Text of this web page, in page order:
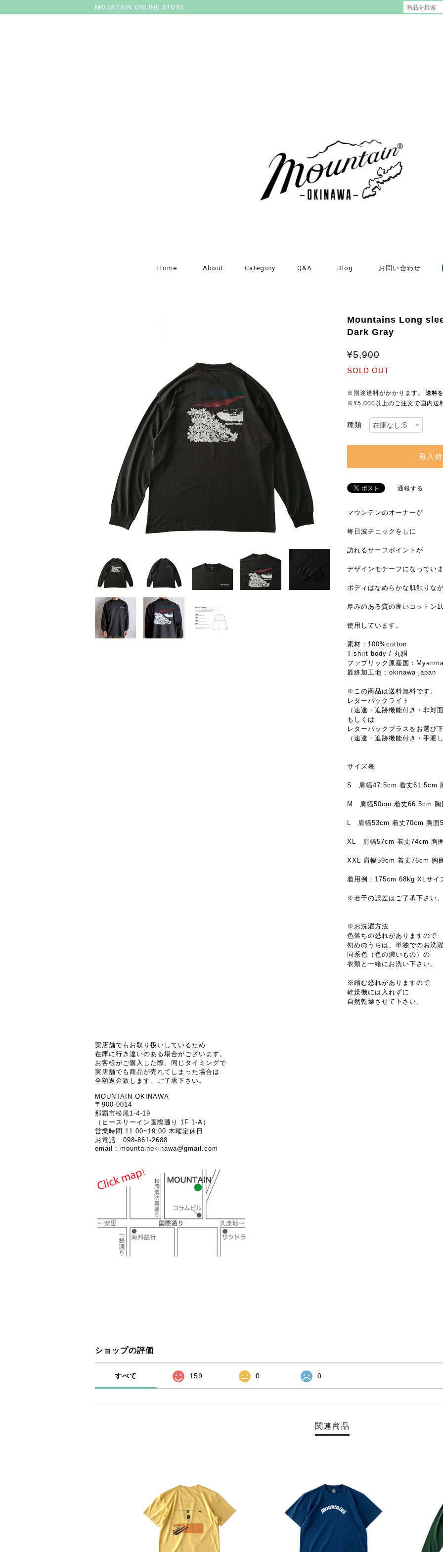
MOUNTAIN ONLINE STORE
Home About Category Q&A Blog お問い合わせ
Mountains Long
Dark Gray
¥5,900
SOLD OUT
※別途送料がかかります。 送料
※¥5,000以上のご注文で国内送
種類
再入
通報する
マウンテンのオーナーが
毎日波チェックをしに
訪れるサーフポイントが
デザインモチーフになっていま
ボディはなめらかな肌触りな
厚みのある質の良いコットン
使用しています。
素材：100%cotton
T-shirt body / 丸胴
ファブリック原産国：
最終加工地 : okinawa japan
※この商品は送料無料です。
レターパックライト
（速達・追跡機能付き・非対
もしくは
レターパックプラスをお選び下
（速達・追跡機能付き・手渡
サイズ表
S 肩幅47.5cm 着丈61.5cm
M 肩幅50cm 着丈66.5cm 胸
L 肩幅53cm 着丈70cm 胸囲
XL 肩幅57cm 着丈74cm 胸
XXL 肩幅59cm 着丈76cm 胸
着用例：175cm 68kg XLサイ
※若干の誤差はご了承下さい。
※お洗濯方法
色落ちの恐れがありますので
初めのうちは、単独でのお洗濯
同系色（色の濃いもの）の
衣類と一緒にお洗い下さい。
※縮む恐れがありますので
乾燥機には入れずに
自然乾燥させて下さい。
実店舗でもお取り扱いしているため
在庫に行き違いのある場合がございます。
お客様がご購入した際、同じタイミングで
実店舗でも商品が売れてしまった場合は
全額返金致します。ご了承下さい。
MOUNTAIN OKINAWA
〒900-0014
那覇市松尾1-4-19
（ピースリーイン国際通り 1F 1-A）
営業時間 11:00~19:00 木曜定休日
お電話 : 098-861-2688
email : mountainokinawa@gmail.com
ショップの評価
すべて 159 0 0
関連商品